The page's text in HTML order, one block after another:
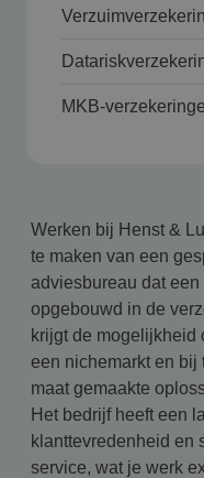
MKB-
Werken bij Henst &
te maken van een
adviesbureau dat
opgebouwd in de
krijgt de mogelijkheid
een nichemarkt en bij
maat gemaakte
Het bedrijf heeft een
klanttevredenheid en
service, wat je werk